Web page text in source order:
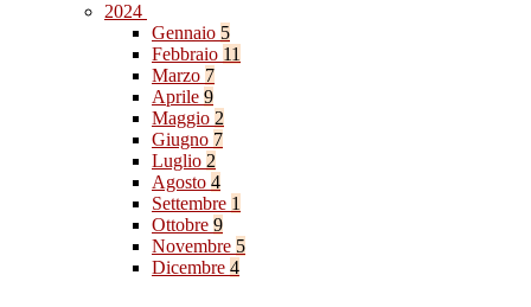
2024
Gennaio 5
Febbraio 11
Marzo 7
Aprile 9
Maggio 2
Giugno 7
Luglio 2
Agosto 4
Settembre 1
Ottobre 9
Novembre 5
Dicembre 4